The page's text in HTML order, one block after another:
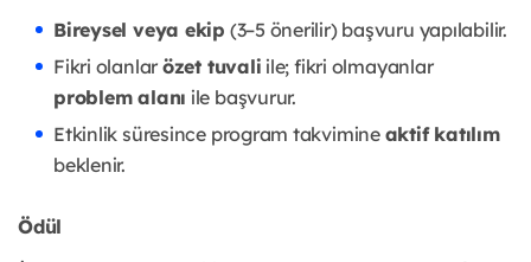
Bireysel veya ekip (3–5 önerilir) başvuru yapılabilir.
Fikri olanlar özet tuvali ile; fikri olmayanlar
problem alanı ile başvurur.
Etkinlik süresince program takvimine aktif katılım
beklenir.
Ödül